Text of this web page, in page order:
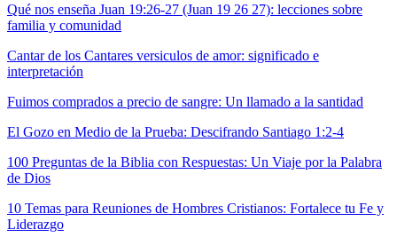
Qué nos enseña Juan 19:26-27 (Juan 19 26 27): lecciones sobre
familia y comunidad
Cantar de los Cantares versiculos de amor: significado e
interpretación
Fuimos comprados a precio de sangre: Un llamado a la santidad
El Gozo en Medio de la Prueba: Descifrando Santiago 1:2-4
100 Preguntas de la Biblia con Respuestas: Un Viaje por la Palabra
de Dios
10 Temas para Reuniones de Hombres Cristianos: Fortalece tu Fe y
Liderazgo